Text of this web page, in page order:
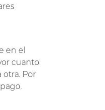
en el
cuanto
otra. Por